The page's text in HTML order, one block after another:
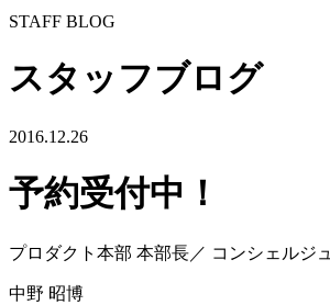
STAFF BLOG
スタッフブログ
2016.12.26
予約受付中！
プロダクト本部 本部長／ コンシェルジュ
中野 昭博